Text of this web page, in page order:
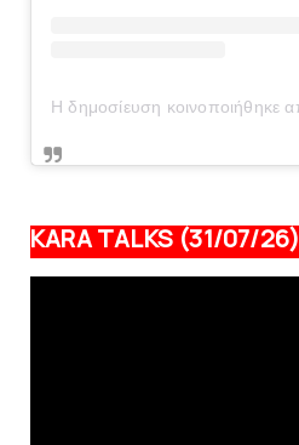
KARA TALKS (31/07/26)